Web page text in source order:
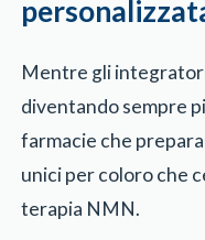
Mentre gli
diventando sempre
farmacie che
unici per coloro che
terapia NMN.